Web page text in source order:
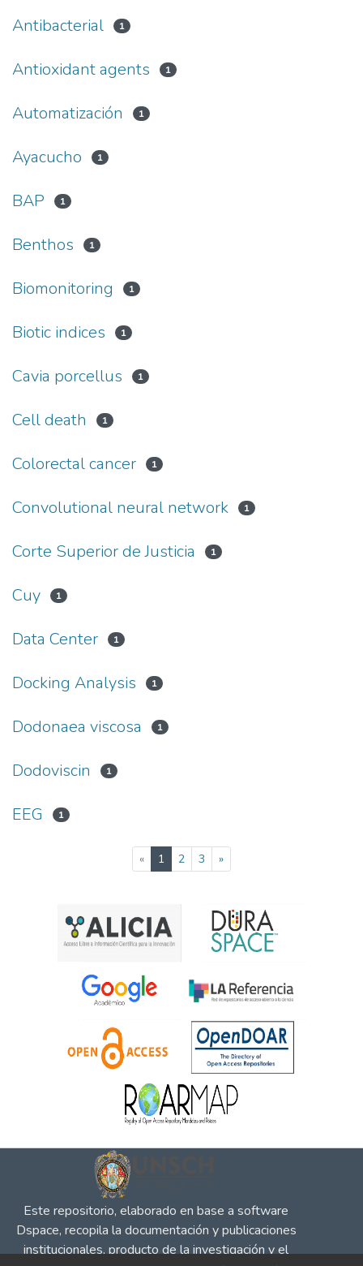
Antibacterial 1
Antioxidant agents 1
Automatización 1
Ayacucho 1
BAP 1
Benthos 1
Biomonitoring 1
Biotic indices 1
Cavia porcellus 1
Cell death 1
Colorectal cancer 1
Convolutional neural network 1
Corte Superior de Justicia 1
Cuy 1
Data Center 1
Docking Analysis 1
Dodonaea viscosa 1
Dodoviscin 1
EEG 1
« 1 (current)
2 3 »
Este repositorio, elaborado en base a software
Dspace, recopila la documentación y publicaciones
institucionales, producto de la investigación y el